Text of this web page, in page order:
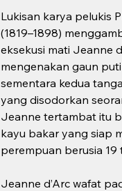
Lukisan karya pelukis
(1819–1898)
eksekusi mati Jeanne
mengenakan gaun
sementara kedua
yang disodorkan
Jeanne tertambat itu
kayu bakar yang siap
perempuan berusia 19
Jeanne d’Arc wafat